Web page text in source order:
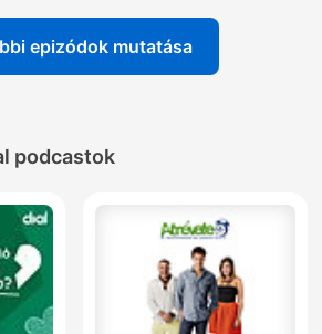
epizódok mutatása
podcastok